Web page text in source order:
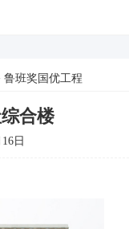
鲁班奖国优工程
合楼
日